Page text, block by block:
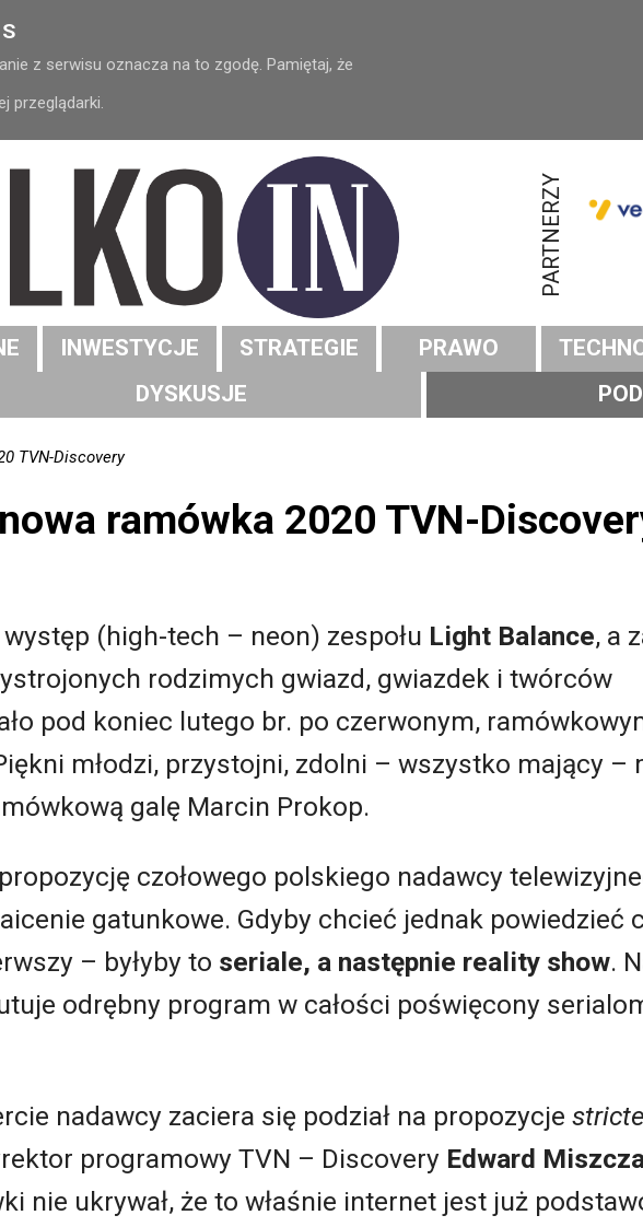
z serwisu oznacza na to zgodę. Pamiętaj, że
przeglądarki.
PARTNERZY
INWESTYCJE STRATEGIE PRAWO
DYSKUSJE
TVN-Discovery
ramówka 2020 TVN-
(high-tech – neon) zespołu Light Balance, a
rodzimych gwiazd, gwiazdek i twórców
pod koniec lutego br. po czerwonym,
młodzi, przystojni, zdolni – wszystko mający –
galę Marcin Prokop.
czołowego polskiego nadawcy
gatunkowe. Gdyby chcieć jednak powiedzieć
– byłyby to seriale, a następnie reality show.
odrębny program w całości poświęcony
nadawcy zaciera się podział na propozycje stricte
programowy TVN – Discovery Edward
nie ukrywał, że to właśnie internet jest już